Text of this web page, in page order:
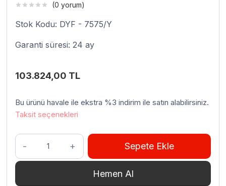
(0 yorum)
Stok Kodu: DYF - 7575/Y
Garanti süresi: 24 ay
103.824,00 TL
Bu ürünü havale ile ekstra %3 indirim ile satın alabilirsiniz.
Taksit seçenekleri
Venarro
DYF-
7575
Sepete Ekle
Hemen Al